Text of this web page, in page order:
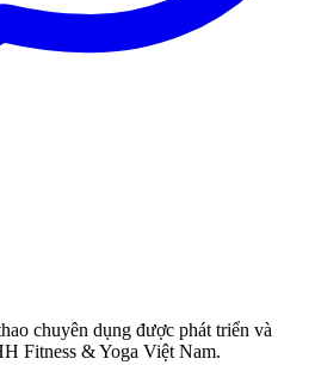
chuyên dụng được phát triển và
Fitness & Yoga Việt Nam.